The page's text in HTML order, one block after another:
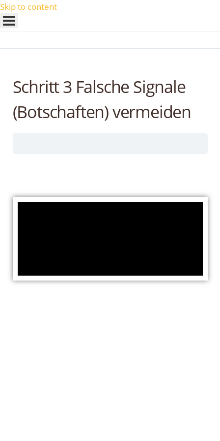
Skip to content
Schritt 3 Falsche Signale
(Botschaften) vermeiden